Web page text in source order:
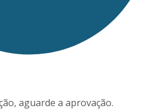
aguarde a aprovação.